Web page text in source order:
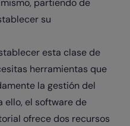
partiendo de
su
esta clase de
herramientas que
la gestión del
ello, el software de
ofrece dos recursos